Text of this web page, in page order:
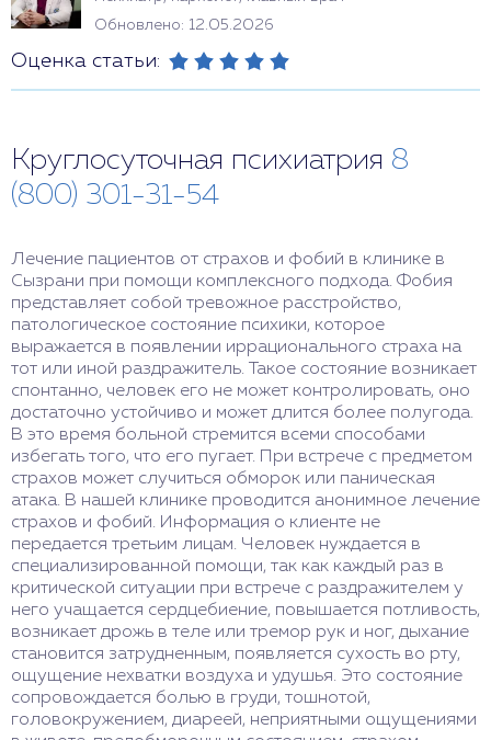
Обновлено: 12.05.2026
Оценка статьи:
Круглосуточная психиатрия 8
(800) 301-31-54
Лечение пациентов от страхов и фобий в клинике в
Сызрани при помощи комплексного подхода. Фобия
представляет собой тревожное расстройство,
патологическое состояние психики, которое
выражается в появлении иррационального страха на
тот или иной раздражитель. Такое состояние возникает
спонтанно, человек его не может контролировать, оно
достаточно устойчиво и может длится более полугода.
В это время больной стремится всеми способами
избегать того, что его пугает. При встрече с предметом
страхов может случиться обморок или паническая
атака. В нашей клинике проводится анонимное лечение
страхов и фобий. Информация о клиенте не
передается третьим лицам. Человек нуждается в
специализированной помощи, так как каждый раз в
критической ситуации при встрече с раздражителем у
него учащается сердцебиение, повышается потливость,
возникает дрожь в теле или тремор рук и ног, дыхание
становится затрудненным, появляется сухость во рту,
ощущение нехватки воздуха и удушья. Это состояние
сопровождается болью в груди, тошнотой,
головокружением, диареей, неприятными ощущениями